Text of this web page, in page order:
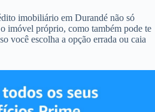
imobiliário em Durandé não só
imóvel próprio, como também pode te
você escolha a opção errada ou caia